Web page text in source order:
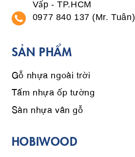
Vấp - TP.HCM
0977 840 137 (Mr. Tuân)
SẢN PHẨM
Gỗ nhựa ngoài trời
Tấm nhựa ốp tường
Sàn nhựa vân gỗ
HOBIWOOD